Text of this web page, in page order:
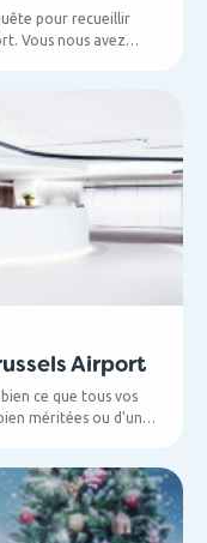
pour recueillir
Vous nous avez
Airport
ce que tous vos
méritées ou d’un
parking VIP leur